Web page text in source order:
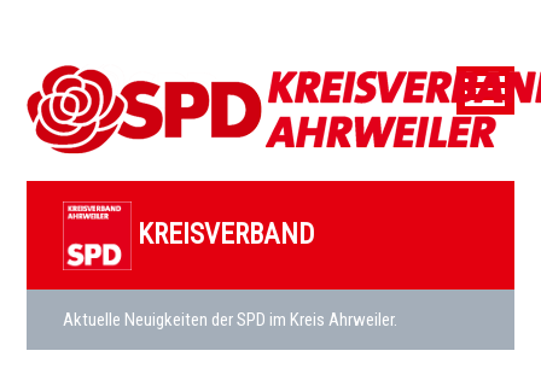
KREISVERBAND
Aktuelle Neuigkeiten der SPD im Kreis Ahrweiler.